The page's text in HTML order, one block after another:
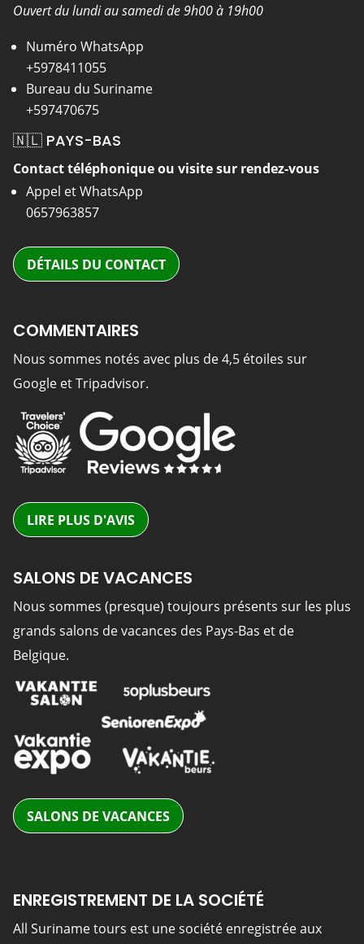
Ouvert du lundi au samedi de 9h00 à 19h00
Numéro WhatsApp
+5978411055
Bureau du Suriname
+597470675
🇳🇱 PAYS-BAS
Contact téléphonique ou visite sur rendez-vous
Appel et WhatsApp
0657963857
DÉTAILS DU CONTACT
COMMENTAIRES
Nous sommes notés avec plus de 4,5 étoiles sur
Google et Tripadvisor.
LIRE PLUS D'AVIS
SALONS DE VACANCES
Nous sommes (presque) toujours présents sur les plus
grands salons de vacances des Pays-Bas et de
Belgique.
SALONS DE VACANCES
ENREGISTREMENT DE LA SOCIÉTÉ
All Suriname tours est une société enregistrée aux